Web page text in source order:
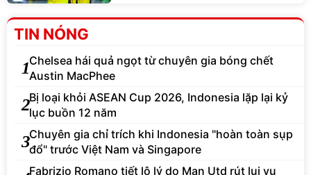
TIN NÓNG
1Chelsea hái quả ngọt từ chuyên gia bóng chết
Austin MacPhee
2Bị loại khỏi ASEAN Cup 2026, Indonesia lặp lại kỷ
lục buồn 12 năm
3Chuyên gia chỉ trích khi Indonesia "hoàn toàn sụp
đổ" trước Việt Nam và Singapore
Fabrizio Romano tiết lộ lý do Man Utd rút lui vụ